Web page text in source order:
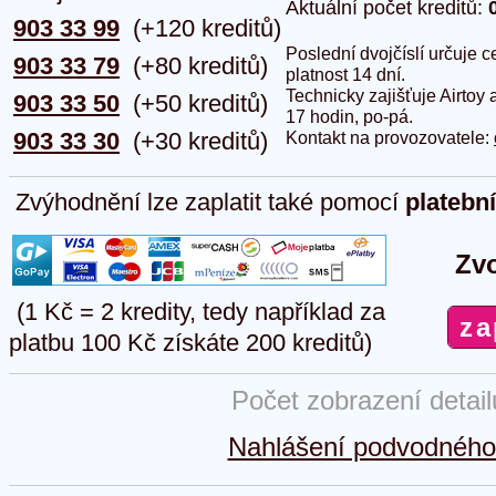
903 33 99
903 33 79
903 33 50
903 33 30
(+120 kreditů)
(+80 kreditů)
(+50 kreditů)
(+30 kreditů)
Aktuální počet kreditů:
Poslední dvojčíslí určuje
platnost 14 dní.
Technicky zajišťuje Airtoy
17 hodin, po-pá.
Kontakt na provozovatele:
Zvýhodnění lze zaplatit také pomocí
(1 Kč = 2 kredity, tedy například za
platbu 100 Kč získáte 200 kreditů)
Počet zobrazení
Nahlášení